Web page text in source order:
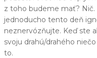
z toho budeme mať? Nič.
jednoducho tento deň
neznervózňujte. Keď ste
svoju drahú/drahého
to.